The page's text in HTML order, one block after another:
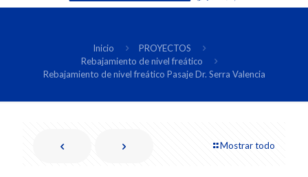
Inicio
PROYECTOS
Rebajamiento de nivel freático
Rebajamiento de nivel freático Pasaje Dr. Serra Valencia
Mostrar todo